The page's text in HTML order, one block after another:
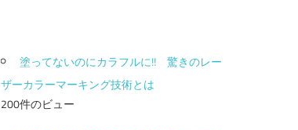
塗ってないのにカラフルに!! 驚きのレー
ザーカラーマーキング技術とは
200件のビュー